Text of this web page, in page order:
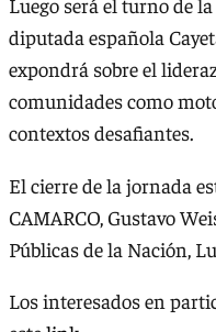
diputada española
expondrá sobre el
comunidades como
contextos desafiantes.
El cierre de la jornada
CAMARCO, Gustavo
Públicas de la Nación,
Los interesados en